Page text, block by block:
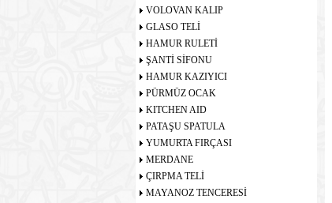
VOLOVAN KALIP
GLASO TELİ
HAMUR RULETİ
ŞANTİ SİFONU
HAMUR KAZIYICI
PÜRMÜZ OCAK
KITCHEN AID
PATAŞU SPATULA
YUMURTA FIRÇASI
MERDANE
ÇIRPMA TELİ
MAYANOZ TENCERESİ